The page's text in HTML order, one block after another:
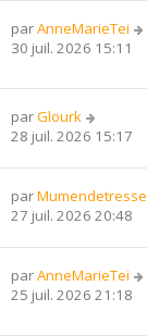
parAnneMarieTei
30 juil. 2026 15:11
parGlourk
28 juil. 2026 15:17
parMumendetresse
27 juil. 2026 20:48
parAnneMarieTei
25 juil. 2026 21:18